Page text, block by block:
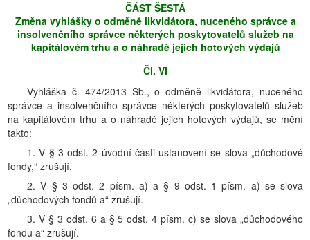
ČÁST ŠESTÁ
Změna vyhlášky o odměně likvidátora, nuceného správce a
insolvenčního správce některých poskytovatelů služeb na
kapitálovém trhu a o náhradě jejich hotových výdajů
Čl. VI
Vyhláška č. 474/2013 Sb., o odměně likvidátora, nuceného
správce a insolvenčního správce některých poskytovatelů služeb
na kapitálovém trhu a o náhradě jejich hotových výdajů, se mění
takto:
1. V § 3 odst. 2 úvodní části ustanovení se slova „důchodové
fondy,“ zrušují.
2. V § 3 odst. 2 písm. a) a § 9 odst. 1 písm. a) se slova
„důchodových fondů a“ zrušují.
3. V § 3 odst. 6 a § 5 odst. 4 písm. c) se slova „důchodového
fondu a“ zrušují.